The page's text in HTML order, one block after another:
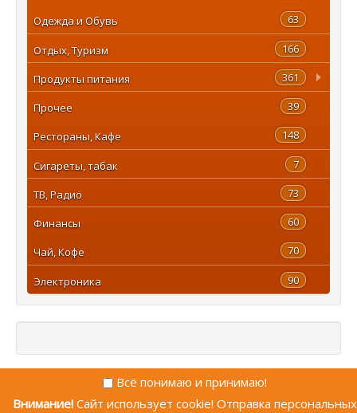
63
Одежда и Обувь
166
Отдых, Туризм
361
Продукты питания
39
Прочее
148
Рестораны, Кафе
7
Сигареты, табак
73
ТВ, Радио
60
Финансы
70
Чай, Кофе
90
Электроника
Наверх
© 2009—2026 PromoGalaxy.ru
Всё понимаю и принимаю!
Внимание! Сайт использует cookie! Отправка персональных